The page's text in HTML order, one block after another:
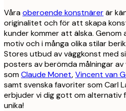
Våraoberoende konstnärerär
originalitet och för att skapa
kunder kommer att älska.
motiv och i många olika stilar
Stores utbud av väggkonst med
posters av berömda målningar
somClaude Monet,Vincent van
samt svenska favoriter som Carl
erbjuder vi dig gott om alternativ
unika!